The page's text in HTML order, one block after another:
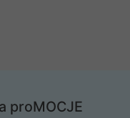
proMOCJE